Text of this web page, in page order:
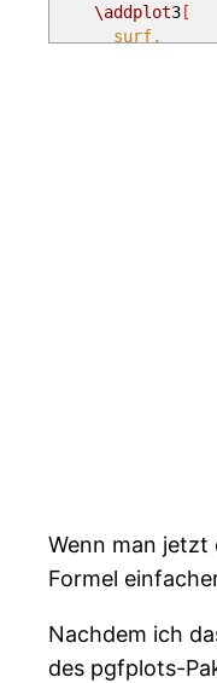
\addplot3 [
surf,
-u +
*
*
*
*
Wenn man jetzt
Formel
Nachdem ich
des pgfplots-